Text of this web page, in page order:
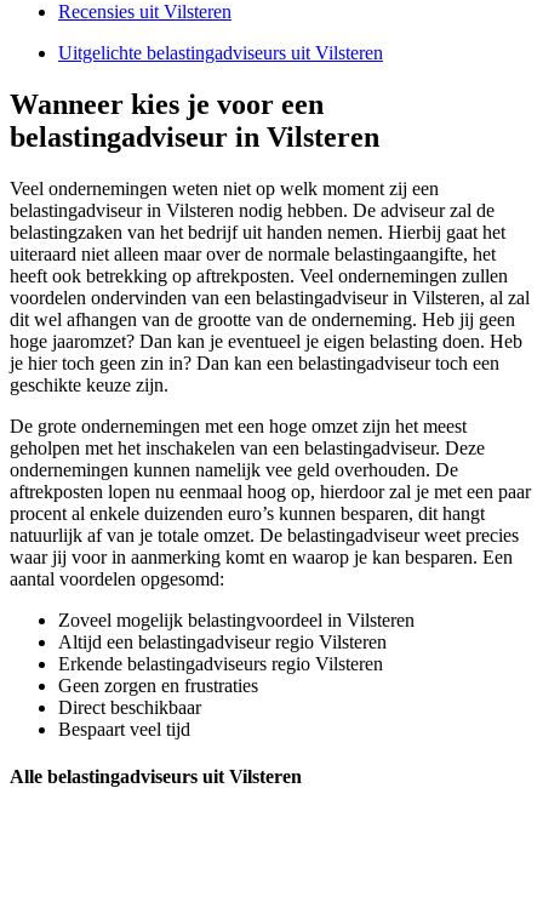
Recensies uit Vilsteren
Uitgelichte belastingadviseurs uit Vilsteren
Wanneer kies je voor een
belastingadviseur in Vilsteren
Veel ondernemingen weten niet op welk moment zij een
belastingadviseur in Vilsteren nodig hebben. De adviseur zal de
belastingzaken van het bedrijf uit handen nemen. Hierbij gaat het
uiteraard niet alleen maar over de normale belastingaangifte, het
heeft ook betrekking op aftrekposten. Veel ondernemingen zullen
voordelen ondervinden van een belastingadviseur in Vilsteren, al zal
dit wel afhangen van de grootte van de onderneming. Heb jij geen
hoge jaaromzet? Dan kan je eventueel je eigen belasting doen. Heb
je hier toch geen zin in? Dan kan een belastingadviseur toch een
geschikte keuze zijn.
De grote ondernemingen met een hoge omzet zijn het meest
geholpen met het inschakelen van een belastingadviseur. Deze
ondernemingen kunnen namelijk vee geld overhouden. De
aftrekposten lopen nu eenmaal hoog op, hierdoor zal je met een paar
procent al enkele duizenden euro’s kunnen besparen, dit hangt
natuurlijk af van je totale omzet. De belastingadviseur weet precies
waar jij voor in aanmerking komt en waarop je kan besparen. Een
aantal voordelen opgesomd:
Zoveel mogelijk belastingvoordeel in Vilsteren
Altijd een belastingadviseur regio Vilsteren
Erkende belastingadviseurs regio Vilsteren
Geen zorgen en frustraties
Direct beschikbaar
Bespaart veel tijd
Alle belastingadviseurs uit Vilsteren